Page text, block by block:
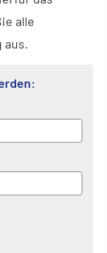
alle
aus.